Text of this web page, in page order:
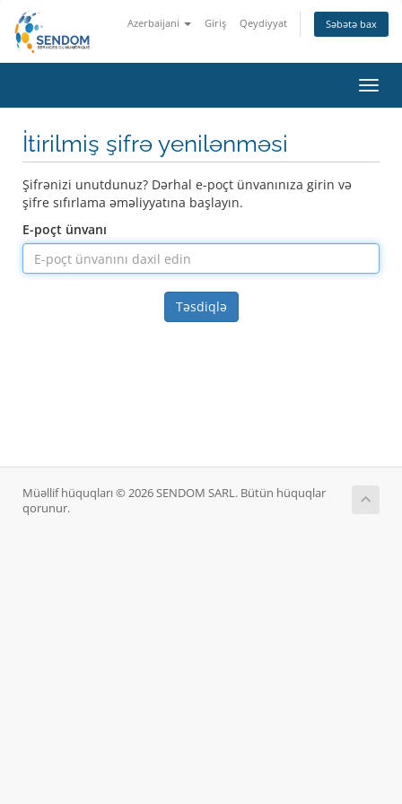
Azerbaijani Giriş Qeydiyyat Səbətə bax
keçid
İtirilmiş şifrə yenilənməsi
Şifrənizi unutdunuz? Dərhal e-poçt ünvanınıza girin və
şifre sıfırlama əməliyyatına başlayın.
E-poçt ünvanı
Təsdiqlə
Müəllif hüquqları © 2026 SENDOM SARL. Bütün hüquqlar
qorunur.